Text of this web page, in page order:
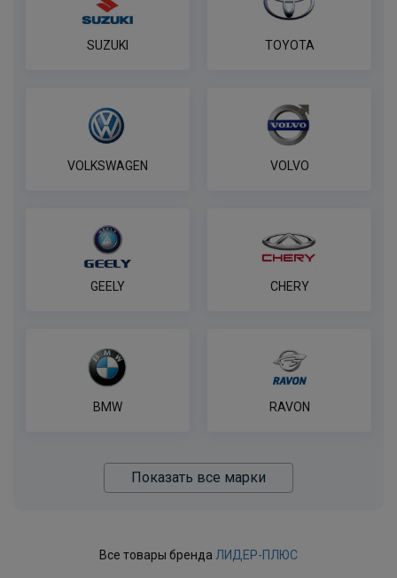
КонцептАвто для ТСУ 7 контактная
ПОД ЗАКАЗ ОТ 14 ДНЕЙ
по запросу
Полный комплект электропроводки
фаркопа Лидер-плюс, универсальный
SUZUKI TOYOTA
VOLKSWAGEN VOLVO
GEELY CHERY
BMW RAVON
Показать все марки
Все товары бренда ЛИДЕР-ПЛЮС